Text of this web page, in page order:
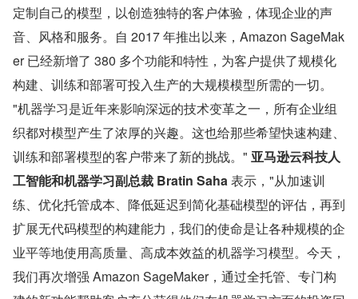
定制自己的模型，以创造独特的客户体验，体现企业的声
音、风格和服务。自 2017 年推出以来，Amazon SageMak
er 已经新增了 380 多个功能和特性，为客户提供了规模化
构建、训练和部署可投入生产的大规模模型所需的一切。
"机器学习是近年来影响深远的技术变革之一，所有企业组
织都对模型产生了浓厚的兴趣。这也给那些希望快速构建、
训练和部署模型的客户带来了新的挑战。" 亚马逊云科技人
工智能和机器学习副总裁 Bratin Saha 表示，"从加速训
练、优化托管成本、降低延迟到简化基础模型的评估，再到
扩展无代码模型的构建能力，我们的使命是让各种规模的企
业平等地使用高质量、高成本效益的机器学习模型。今天，
我们再次增强 Amazon SageMaker，通过全托管、专门构